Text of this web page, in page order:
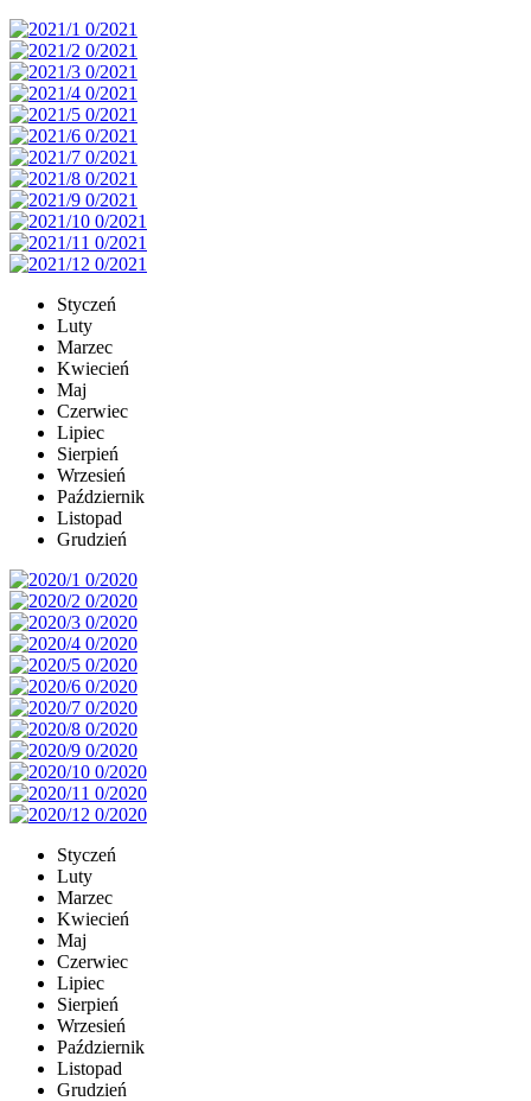
Styczeń
Luty
Marzec
Kwiecień
Maj
Czerwiec
Lipiec
Sierpień
Wrzesień
Październik
Listopad
Grudzień
Styczeń
Luty
Marzec
Kwiecień
Maj
Czerwiec
Lipiec
Sierpień
Wrzesień
Październik
Listopad
Grudzień